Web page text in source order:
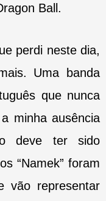
Ball.
perdi neste dia,
Uma banda
que nunca
minha ausência
deve ter sido
“Namek” foram
vão representar